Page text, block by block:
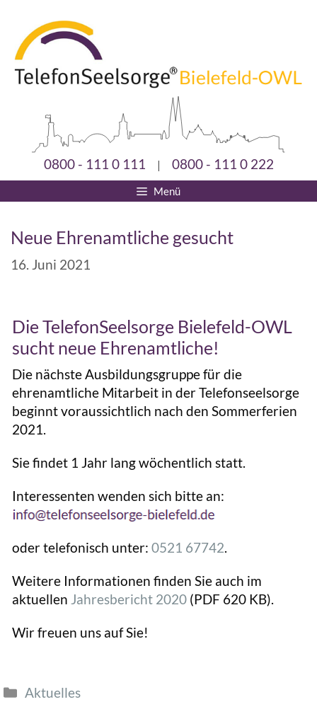
0800 - 111 0 111 | 0800 - 111 0 222
Menü
Neue Ehrenamtliche gesucht
16. Juni 2021
Die TelefonSeelsorge Bielefeld-OWL
sucht neue Ehrenamtliche!
Die nächste Ausbildungsgruppe für die
ehrenamtliche Mitarbeit in der Telefonseelsorge
beginnt voraussichtlich nach den Sommerferien
2021.
Sie findet 1 Jahr lang wöchentlich statt.
Interessenten wenden sich bitte an:
oder telefonisch unter: 0521 67742.
Weitere Informationen finden Sie auch im
aktuellen Jahresbericht 2020 (PDF 620 KB).
Wir freuen uns auf Sie!
Aktuelles